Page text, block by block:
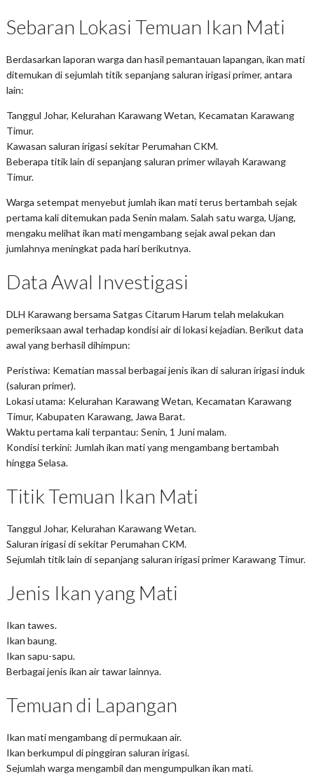
Sebaran Lokasi Temuan Ikan Mati
Berdasarkan laporan warga dan hasil pemantauan lapangan, ikan mati
ditemukan di sejumlah titik sepanjang saluran irigasi primer, antara
lain:
Tanggul Johar, Kelurahan Karawang Wetan, Kecamatan Karawang
Timur.
Kawasan saluran irigasi sekitar Perumahan CKM.
Beberapa titik lain di sepanjang saluran primer wilayah Karawang
Timur.
Warga setempat menyebut jumlah ikan mati terus bertambah sejak
pertama kali ditemukan pada Senin malam. Salah satu warga, Ujang,
mengaku melihat ikan mati mengambang sejak awal pekan dan
jumlahnya meningkat pada hari berikutnya.
Data Awal Investigasi
DLH Karawang bersama Satgas Citarum Harum telah melakukan
pemeriksaan awal terhadap kondisi air di lokasi kejadian. Berikut data
awal yang berhasil dihimpun:
Peristiwa: Kematian massal berbagai jenis ikan di saluran irigasi induk
(saluran primer).
Lokasi utama: Kelurahan Karawang Wetan, Kecamatan Karawang
Timur, Kabupaten Karawang, Jawa Barat.
Waktu pertama kali terpantau: Senin, 1 Juni malam.
Kondisi terkini: Jumlah ikan mati yang mengambang bertambah
hingga Selasa.
Titik Temuan Ikan Mati
Tanggul Johar, Kelurahan Karawang Wetan.
Saluran irigasi di sekitar Perumahan CKM.
Sejumlah titik lain di sepanjang saluran irigasi primer Karawang Timur.
Jenis Ikan yang Mati
Ikan tawes.
Ikan baung.
Ikan sapu-sapu.
Berbagai jenis ikan air tawar lainnya.
Temuan di Lapangan
Ikan mati mengambang di permukaan air.
Ikan berkumpul di pinggiran saluran irigasi.
Sejumlah warga mengambil dan mengumpulkan ikan mati.